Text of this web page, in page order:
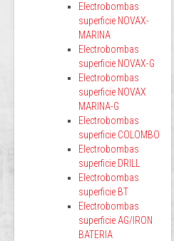
Electrobombas
superficie NOVAX-
MARINA
Electrobombas
superficie NOVAX-G
Electrobombas
superficie NOVAX
MARINA-G
Electrobombas
superficie COLOMBO
Electrobombas
superficie DRILL
Electrobombas
superficie BT
Electrobombas
superficie AG/IRON
BATERIA